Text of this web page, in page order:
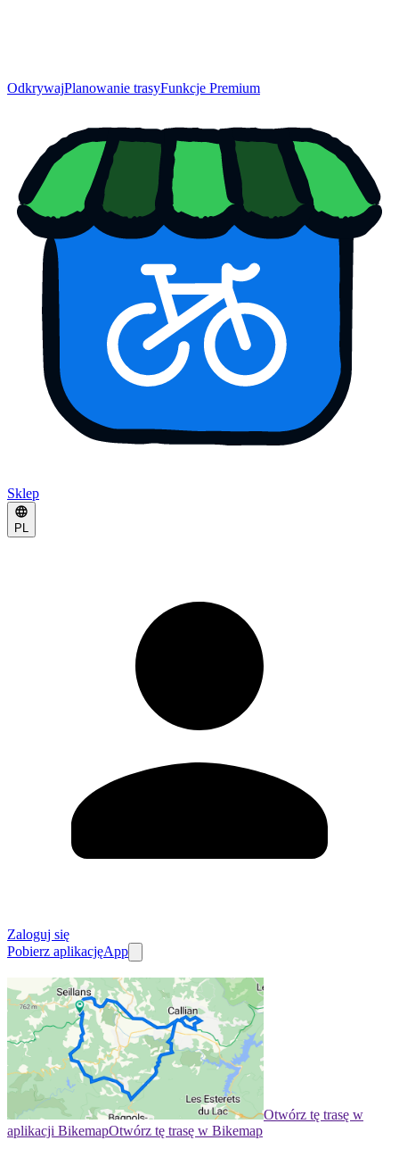
OdkrywajPlanowanie trasyFunkcje Premium
Sklep
PL
Zaloguj się
Pobierz aplikacjęApp
Otwórz tę trasę w
aplikacji BikemapOtwórz tę trasę w Bikemap